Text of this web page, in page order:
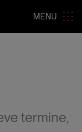
MENU
termine,